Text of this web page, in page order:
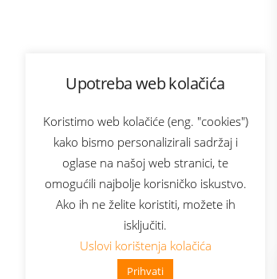
Upotreba web kolačića
Koristimo web kolačiće (eng. "cookies")
kako bismo personalizirali sadržaj i
oglase na našoj web stranici, te
omogućili najbolje korisničko iskustvo.
Ako ih ne želite koristiti, možete ih
isključiti.
Uslovi korištenja kolačića
Prihvati
👋 Zdravo, kako mogu pomoći?
Bonus plus
Prijava za newsletter